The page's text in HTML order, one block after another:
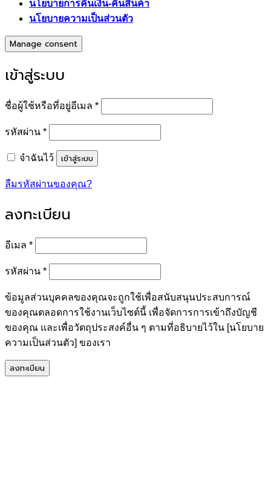
นโยบายการคืนเงิน-คืนสินค้า
นโยบายความเป็นส่วนตัว
Manage consent
เข้าสู่ระบบ
ชื่อผู้ใช้หรือที่อยู่อีเมล *ต้องการ
รหัสผ่าน *ต้องการ
จำฉันไว้ เข้าสู่ระบบ
ลืมรหัสผ่านของคุณ?
ลงทะเบียน
อีเมล *ต้องการ
รหัสผ่าน *ต้องการ
ข้อมูลส่วนบุคคลของคุณจะถูกใช้เพื่อสนับสนุนประสบการณ์
ของคุณตลอดการใช้งานเว็บไซต์นี้ เพื่อจัดการการเข้าถึงบัญชี
ของคุณ และเพื่อวัตถุประสงค์อื่น ๆ ตามที่อธิบายไว้ใน [นโยบาย
ความเป็นส่วนตัว] ของเรา
ลงทะเบียน